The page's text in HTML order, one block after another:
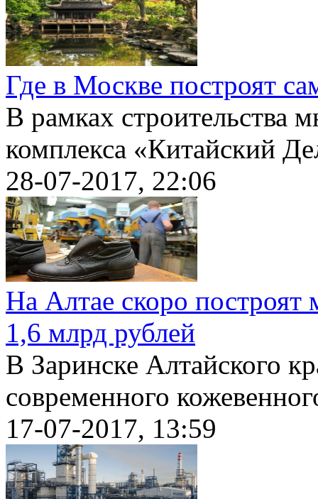
Где в Москве построят
В рамках строительства
комплекса «Китайский
28-07-2017, 22:06
На Алтае скоро
1,6 млрд рублей
В Заринске Алтайского
современного
17-07-2017, 13:59